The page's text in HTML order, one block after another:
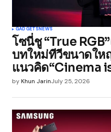
GADGETSNEWS
โซนี่ชู “True
บทใหม่ทีวีขนาดให
แนวคิด“Cinema
byKhun JarinJuly 25, 2026